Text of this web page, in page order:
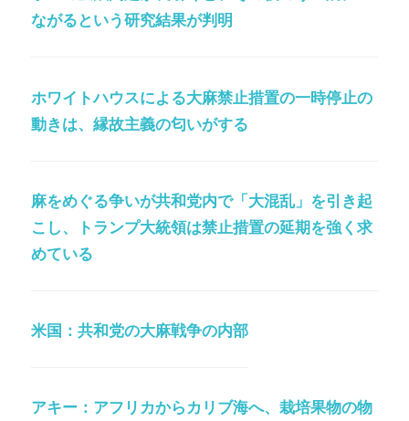
ながるという研究結果が判明
ホワイトハウスによる大麻禁止措置の一時停止の
動きは、縁故主義の匂いがする
麻をめぐる争いが共和党内で「大混乱」を引き起
こし、トランプ大統領は禁止措置の延期を強く求
めている
米国：共和党の大麻戦争の内部
アキー：アフリカからカリブ海へ、栽培果物の物